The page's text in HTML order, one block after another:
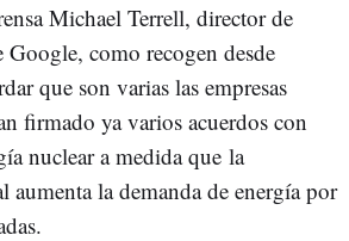
Michael Terrell, director de
como recogen desde
que son varias las empresas
firmado ya varios acuerdos con
nuclear a medida que la
la demanda de energía por